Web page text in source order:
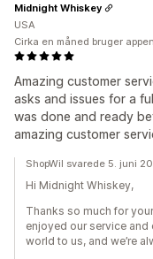
Amazing customer
asks and issues for a
was done and ready
amazing customer
Midnight Whiskey
USA
Cirka en måned bruger appen
ShopWil svarede 5. juni
Hi Midnight Whiskey,
Thanks so much for
enjoyed our service
world to us, and we’re